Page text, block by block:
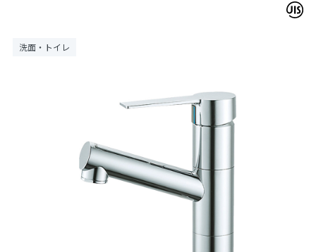
洗面・トイレ